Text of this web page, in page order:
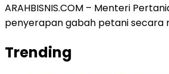
ARAHBISNIS.COM – Menteri
penyerapan gabah petani secara
Trending